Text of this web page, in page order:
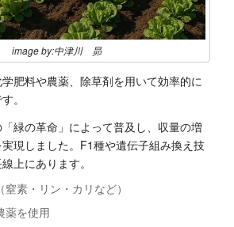
image by:中津川 昴
学肥料や農薬、除草剤を用いて効率的に
。
緑の革命」によって普及し、収量の増
現しました。F1種や遺伝子組み換え技
上にあります。
素・リン・カリなど）
薬を使用